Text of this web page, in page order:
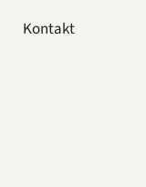
Kontakt